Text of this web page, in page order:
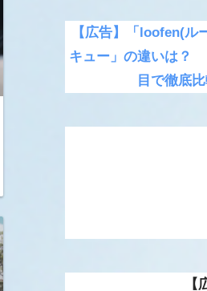
【広告】「loofen(ル
キュー」の違いは？
目で徹底
【